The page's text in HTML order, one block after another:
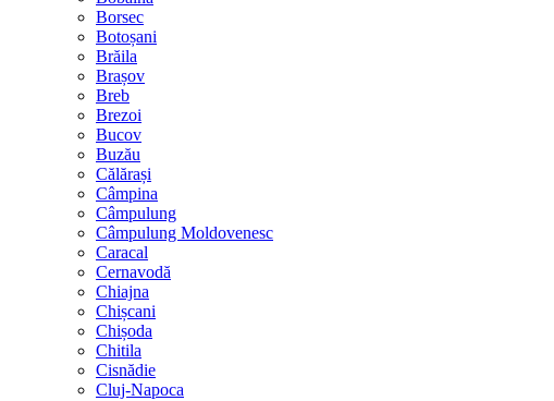
Borsec
Botoșani
Brăila
Brașov
Breb
Brezoi
Bucov
Buzău
Călărași
Câmpina
Câmpulung
Câmpulung Moldovenesc
Caracal
Cernavodă
Chiajna
Chișcani
Chișoda
Chitila
Cisnădie
Cluj-Napoca